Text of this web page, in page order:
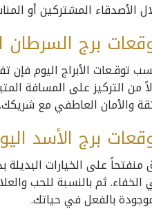
الأصدقاء المشتركين أو
برج السرطان
توقـعات الأبراج اليوم
من التركيز على المسافة
والأمان العاطفي مع شريكك.
برج الأسد
منفتحاً على الخيارات
الخفاء. ثم بالنسبة للحب
بالفعل في حياتك.